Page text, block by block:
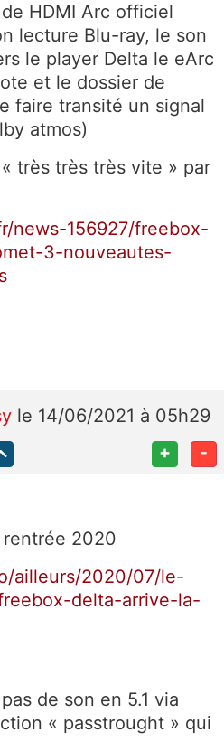
HDMI Arc officiel
lecture Blu-ray, le son
le player Delta le eArc
et le dossier de
faire transité un signal
atmos)
très très très vite » par
news-156927/freebox-
3-nouveautes-
le 14/06/2021 à 05h29
+ -
rentrée 2020
ailleurs/2020/07/le-
delta-arrive-la-
de son en 5.1 via
« passtrought » qui